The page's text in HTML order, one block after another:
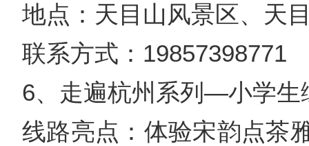
地点：天目山风景区、天
联系方式：19857398771
6、走遍杭州系列—小学生
线路亮点：体验宋韵点茶